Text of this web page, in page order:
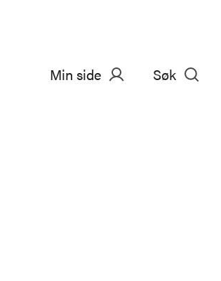
Min side Søk